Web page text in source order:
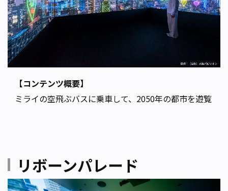
【コンテンツ概要】
ミライの空飛ぶバスに乗車して、2050年の都市を遊覧
リボーンパレード